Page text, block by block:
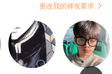
更改我的择友要求